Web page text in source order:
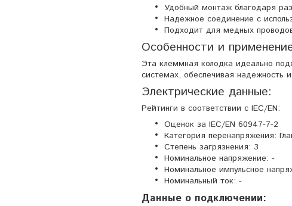
Удобный монтаж благодаря
Надежное соединение с
Подходит для медных
Особенности и
Эта клеммная колодка идеально
системах, обеспечивая надежность
Электрические данные:
Рейтинги в соответствии с IEC/EN:
Оценок за IEC/EN 60947-7-2
Категория перенапряжения:
Степень загрязнения: 3
Номинальное напряжение: -
Номинальное импульсное
Номинальный ток: -
Данные о подключении: